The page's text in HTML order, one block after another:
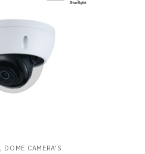
, DOME CAMERA'S